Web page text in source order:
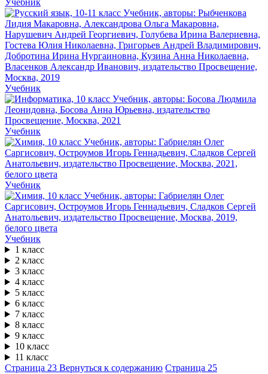
Учебник
Учебник
Учебник
Учебник
Учебник
1 класс
2 класс
3 класс
4 класс
5 класс
6 класс
7 класс
8 класс
9 класс
10 класс
11 класс
Страница 23 Вернуться к содержанию Страница 25